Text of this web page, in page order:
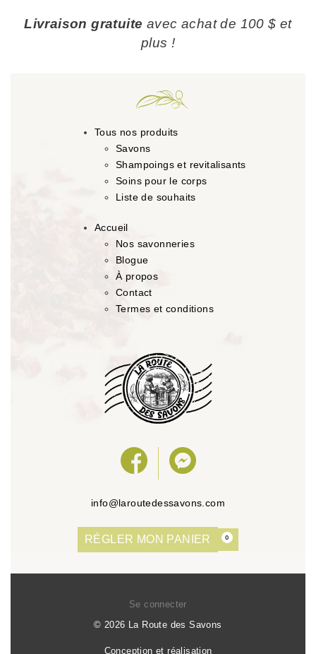
Livraison gratuite avec achat de 100 $ et
plus !
Tous nos produits
Savons
Shampoings et revitalisants
Soins pour le corps
Liste de souhaits
Accueil
Nos savonneries
Blogue
À propos
Contact
Termes et conditions
info@laroutedessavons.com
RÉGLER MON PANIER 0
© 2026 La Route des Savons
Se connecter
Conception et réalisation